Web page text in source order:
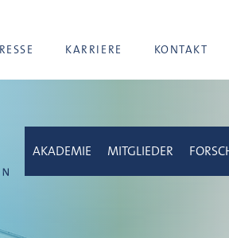
KARRIERE KONTAKT
AKADEMIE MITGLIEDER